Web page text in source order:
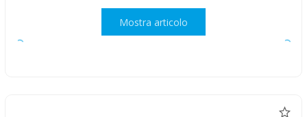
Mostra articolo